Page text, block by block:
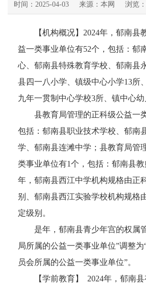
时间：2025-04-03 来源：本网 浏览
【机构概况】2024年，郁南县
益一类事业单位有52个，包括：郁
心、郁南县特殊教育学校、郁南县
县四一八小学、镇级中心小学13所
九年一贯制中心学校3所、镇中心幼
县教育局管理的正科级公益一类
包括：郁南县职业技术学校、郁南
学、郁南县连滩中学；县教育局管
类事业单位有1个，包括：郁南县
年，郁南县西江中学机构规格由正
别、郁南县西江实验学校机构规格
定级别。
是年，郁南县青少年宫的权属管
局所属的公益一类事业单位”调整
员会所属的公益一类事业单位”。
【学前教育】 2024年，郁南县